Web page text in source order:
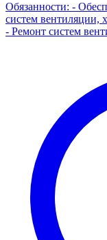
Обязанности: -
систем вентиляции,
- Ремонт систем